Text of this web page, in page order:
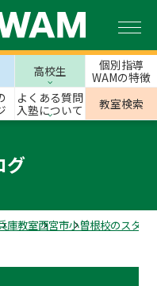
高校生
個別指導
WAMの特徴
よくある質問
入塾について
教室検索
グ
庫教室西宮市小曽根校のスタッ